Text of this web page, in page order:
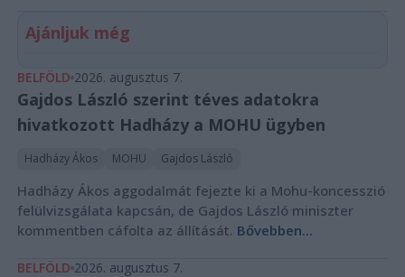
Ajánljuk még
BELFÖLD 2026. augusztus 7.
Gajdos László szerint téves adatokra
hivatkozott Hadházy a MOHU ügyben
Hadházy Ákos MOHU Gajdos László
Hadházy Ákos aggodalmát fejezte ki a Mohu-koncesszió
felülvizsgálata kapcsán, de Gajdos László miniszter
kommentben cáfolta az állítását. Bővebben...
BELFÖLD 2026. augusztus 7.